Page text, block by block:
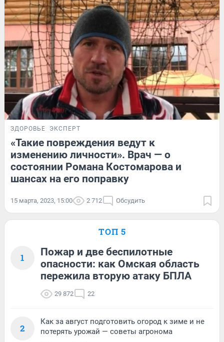
ЗДОРОВЬЕ ЭКСПЕРТ
«Такие повреждения ведут к
изменению личности». Врач — о
состоянии Романа Костомарова и
шансах на его поправку
15 марта, 2023, 15:00 2 712 Обсудить
ТОП 5
1
Пожар и две беспилотные
опасности: как Омская область
пережила вторую атаку БПЛА
29 872 22
2
Как за август подготовить огород к зиме и не
потерять урожай — советы агронома